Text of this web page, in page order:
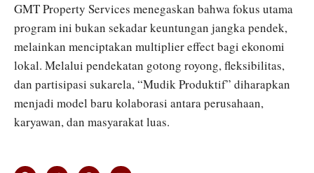
GMT Property Services menegaskan bahwa fokus utama
program ini bukan sekadar keuntungan jangka pendek,
melainkan menciptakan multiplier effect bagi ekonomi
lokal. Melalui pendekatan gotong royong, fleksibilitas,
dan partisipasi sukarela, “Mudik Produktif” diharapkan
menjadi model baru kolaborasi antara perusahaan,
karyawan, dan masyarakat luas.